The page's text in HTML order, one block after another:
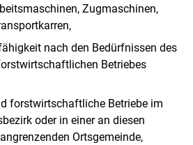
to main content
Zugmaschinen,
nach den Bedürfnissen des
Betriebes
forstwirtschaftliche Betriebe im
oder in einer an diesen
Ortsgemeinde,